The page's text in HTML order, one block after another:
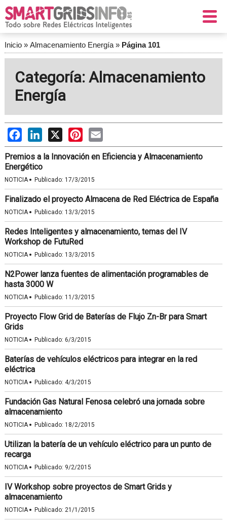
Inicio» Almacenamiento Energía» Página 101
Categoría: Almacenamiento
Energía
FacebookLinkedIn
X PinterestEmail
Premios a la Innovación en Eficiencia y Almacenamiento
Energético
NOTICIA· Publicado: 17/3/2015
Finalizado el proyecto Almacena de Red Eléctrica de España
NOTICIA· Publicado: 13/3/2015
Redes Inteligentes y almacenamiento, temas del IV
Workshop de FutuRed
NOTICIA· Publicado: 13/3/2015
N2Power lanza fuentes de alimentación programables de
hasta 3000 W
NOTICIA· Publicado: 11/3/2015
Proyecto Flow Grid de Baterías de Flujo Zn-Br para Smart
Grids
NOTICIA· Publicado: 6/3/2015
Baterías de vehículos eléctricos para integrar en la red
eléctrica
NOTICIA· Publicado: 4/3/2015
Fundación Gas Natural Fenosa celebró una jornada sobre
almacenamiento
NOTICIA· Publicado: 18/2/2015
Utilizan la batería de un vehículo eléctrico para un punto de
recarga
NOTICIA· Publicado: 9/2/2015
IV Workshop sobre proyectos de Smart Grids y
almacenamiento
NOTICIA· Publicado: 21/1/2015